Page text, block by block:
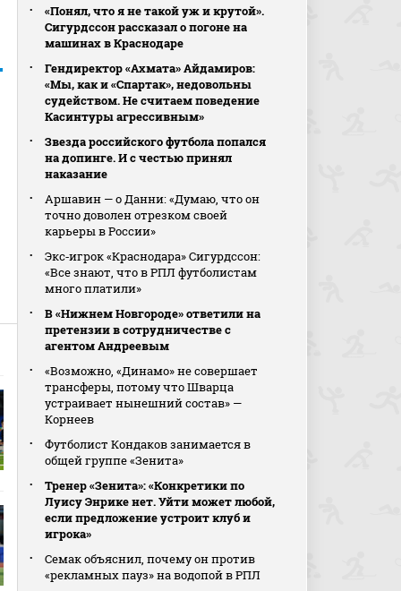
«Понял, что я не такой уж и крутой».
Сигурдссон рассказал о погоне на
машинах в Краснодаре
Гендиректор «Ахмата» Айдамиров:
«Мы, как и «Спартак», недовольны
судейством. Не считаем поведение
Касинтуры агрессивным»
Звезда российского футбола попался
на допинге. И с честью принял
наказание
Аршавин — о Данни: «Думаю, что он
точно доволен отрезком своей
карьеры в России»
Экс‑игрок «Краснодара» Сигурдссон:
«Все знают, что в РПЛ футболистам
много платили»
В «Нижнем Новгороде» ответили на
претензии в сотрудничестве с
агентом Андреевым
«Возможно, «Динамо» не совершает
трансферы, потому что Шварца
устраивает нынешний состав» —
Корнеев
Футболист Кондаков занимается в
общей группе «Зенита»
Тренер «Зенита»: «Конкретики по
Луису Энрике нет. Уйти может любой,
если предложение устроит клуб и
игрока»
Семак объяснил, почему он против
«рекламных пауз» на водопой в РПЛ